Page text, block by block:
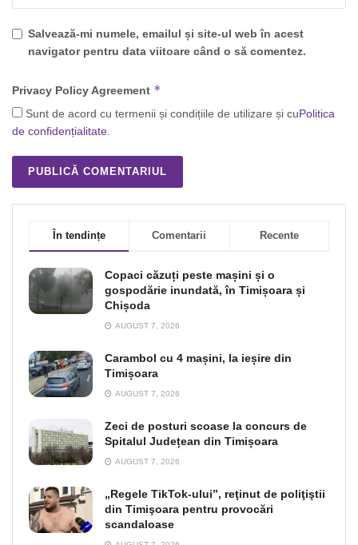
Salvează-mi numele, emailul și site-ul web în acest
navigator pentru data viitoare când o să comentez.
Privacy Policy Agreement *
Sunt de acord cu termenii și condițiile de utilizare și cuPolitica
de confidențialitate.
În tendințe Comentarii Recente
Copaci căzuți peste mașini și o
gospodărie inundată, în Timișoara și
Chișoda
AUGUST 7, 2026
Carambol cu 4 mașini, la ieșire din
Timișoara
AUGUST 7, 2026
Zeci de posturi scoase la concurs de
Spitalul Județean din Timișoara
AUGUST 7, 2026
„Regele TikTok-ului”, reţinut de poliţiştii
din Timişoara pentru provocări
scandaloase